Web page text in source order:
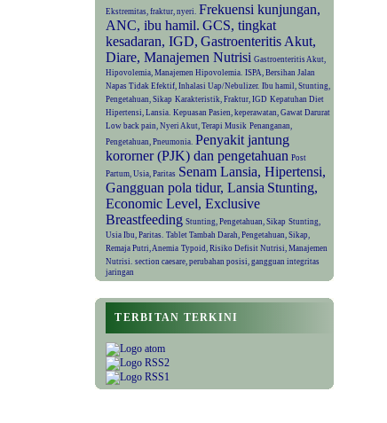
Ekstremitas, fraktur, nyeri.
Frekuensi kunjungan,
ANC, ibu hamil. GCS, tingkat
kesadaran, IGD, Gastroenteritis Akut,
Diare, Manajemen Nutrisi Gastroenteritis Akut,
Hipovolemia, Manajemen Hipovolemia. ISPA, Bersihan Jalan
Napas Tidak Efektif, Inhalasi Uap/Nebulizer. Ibu hamil, Stunting,
Pengetahuan, Sikap Karakteristik, Fraktur, IGD Kepatuhan Diet
Hipertensi, Lansia. Kepuasan Pasien, keperawatan, Gawat Darurat
Low back pain, Nyeri Akut, Terapi Musik Penanganan,
Pengetahuan, Pneumonia. Penyakit jantung
kororner (PJK) dan pengetahuan Post
Partum, Usia, Paritas Senam Lansia, Hipertensi,
Gangguan pola tidur, Lansia Stunting,
Economic Level, Exclusive
Breastfeeding Stunting, Pengetahuan, Sikap Stunting,
Usia Ibu, Paritas. Tablet Tambah Darah, Pengetahuan, Sikap,
Remaja Putri, Anemia Typoid, Risiko Defisit Nutrisi, Manajemen
Nutrisi.
section caesare, perubahan posisi, gangguan integritas
jaringan
TERBITAN TERKINI